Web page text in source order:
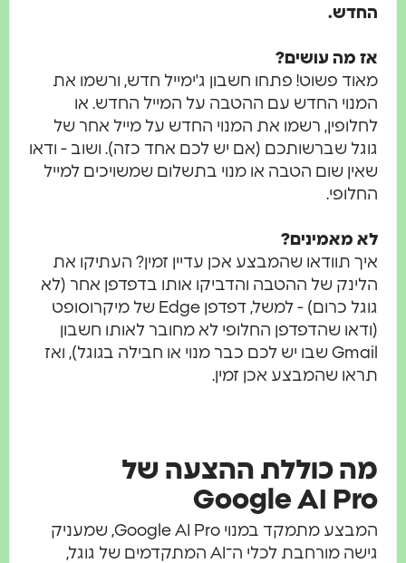
החדש.
אז מה עושים?
מאוד פשוט! פתחו חשבון ג'ימייל חדש, ורשמו את
המנוי החדש עם ההטבה על המייל החדש. או
לחלופין, רשמו את המנוי החדש על מייל אחר של
גוגל שברשותכם (אם יש לכם אחד כזה). ושוב - ודאו
שאין שום הטבה או מנוי בתשלום שמשויכים למייל
החלופי.
לא מאמינים?
איך תוודאו שהמבצע אכן עדיין זמין? העתיקו את
הלינק של ההטבה והדביקו אותו בדפדפן אחר (לא
גוגל כרום) - למשל, דפדפן Edge של מיקרוסופט
(ודאו שהדפדפן החלופי לא מחובר לאותו חשבון
Gmail שבו יש לכם כבר מנוי או חבילה בגוגל), ואז
תראו שהמבצע אכן זמין.
מה כוללת ההצעה של
Google AI Pro
המבצע מתמקד במנוי Google AI Pro, שמעניק
גישה מורחבת לכלי ה־AI המתקדמים של גוגל,